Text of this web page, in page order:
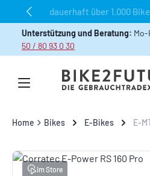
Zum Hauptinhalt springen
dauerhaft über 1.000
Unterstützung und Beratung:
50 / 80 93 0 30
Home Bikes E-Bikes E-
Bildergalerie überspringen
Im Store